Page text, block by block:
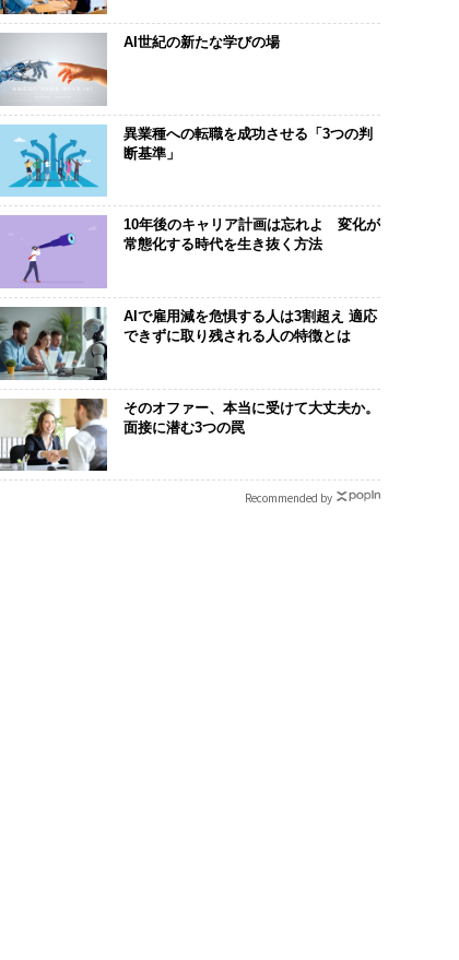
AI世紀の新たな学びの場
異業種への転職を成功させる「3つの判
断基準」
10年後のキャリア計画は忘れよ 変化が
常態化する時代を生き抜く方法
AIで雇用減を危惧する人は3割超え 適応
できずに取り残される人の特徴とは
そのオファー、本当に受けて大丈夫か。
面接に潜む3つの罠
Recommended by